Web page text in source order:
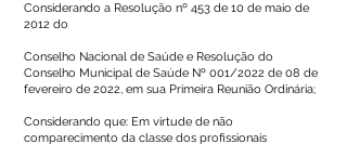
Considerando a Resolução nº 453 de 10 de maio de
2012 do
Conselho Nacional de Saúde e Resolução do
Conselho Municipal de Saúde Nº 001/2022 de 08 de
fevereiro de 2022, em sua Primeira Reunião Ordinária;
Considerando que: Em virtude de não
comparecimento da classe dos profissionais